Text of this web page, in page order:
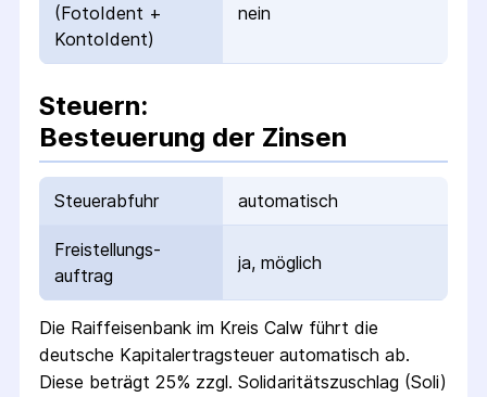
(FotoIdent +
KontoIdent)
nein
Steuern:
Besteuerung der Zinsen
Steuerabfuhr automatisch
Freistellungs­
auftrag
ja, möglich
Die Raiffeisenbank im Kreis Calw führt die
deutsche Kapital­ertrag­steuer automatisch ab.
Diese beträgt 25% zzgl. Solidaritäts­zuschlag (Soli)